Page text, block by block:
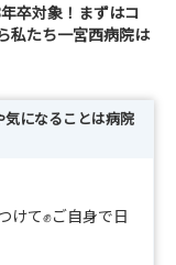
卒対象！まずはコ
私たち一宮西病院は
になることは病院
けて✊ご自身で日